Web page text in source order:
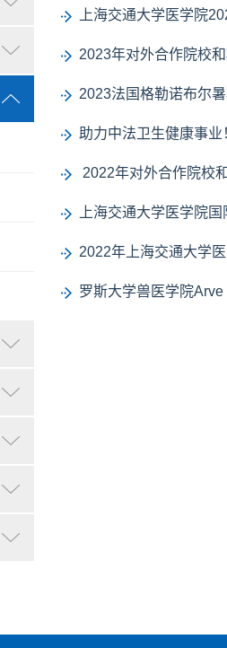
上海交通大学医学院
2023年对外合作院校
2023法国格勒诺布尔
助力中法卫生健康事
2022年对外合作院校
上海交通大学医学院
2022年上海交通大学
罗斯大学兽医学院